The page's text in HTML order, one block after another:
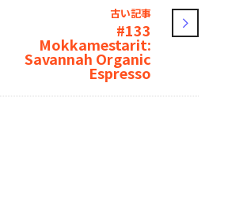
古い記事
#133
Mokkamestarit:
Savannah Organic
Espresso